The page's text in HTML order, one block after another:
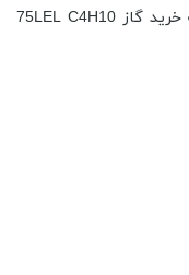
سازید تا با اطمینان خاطر کامل نسبت به خرید گاز 75LEL C4H10